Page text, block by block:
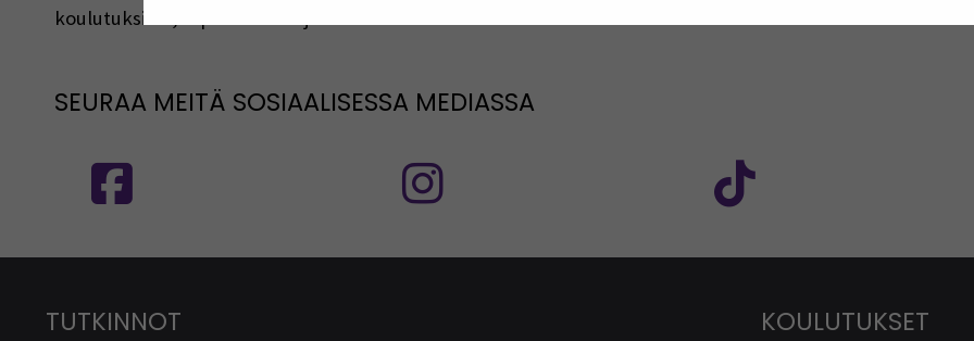
koulutuksista, tapahtumista ja asioista.
SEURAA MEITÄ SOSIAALISESSA MEDIASSA
TUTKINNOT KOULUTUKSET